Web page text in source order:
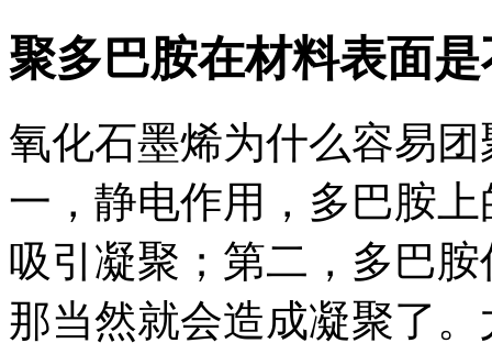
聚多巴胺在材料表面
氧化石墨烯为什么容易
一，静电作用，多巴胺
吸引凝聚；第二，多巴
那当然就会造成凝聚了